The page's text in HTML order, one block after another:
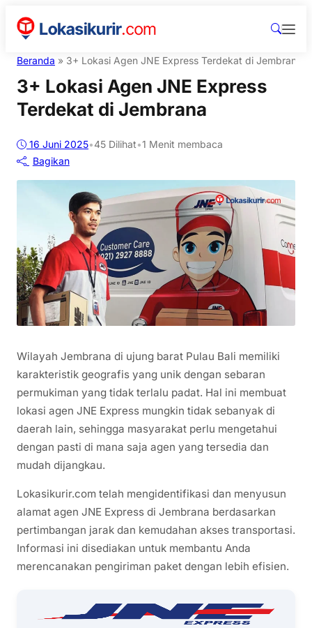
Beranda » 3+ Lokasi Agen JNE Express Terdekat di Jembrana
3+ Lokasi Agen JNE Express
Terdekat di Jembrana
16 Juni 2025•45 Dilihat•1 Menit membaca
Bagikan
Wilayah Jembrana di ujung barat Pulau Bali memiliki
karakteristik geografis yang unik dengan sebaran
permukiman yang tidak terlalu padat. Hal ini membuat
lokasi agen JNE Express mungkin tidak sebanyak di
daerah lain, sehingga masyarakat perlu mengetahui
dengan pasti di mana saja agen yang tersedia dan
mudah dijangkau.
Lokasikurir.com telah mengidentifikasi dan menyusun
alamat agen JNE Express di Jembrana berdasarkan
pertimbangan jarak dan kemudahan akses transportasi.
Informasi ini disediakan untuk membantu Anda
merencanakan pengiriman paket dengan lebih efisien.